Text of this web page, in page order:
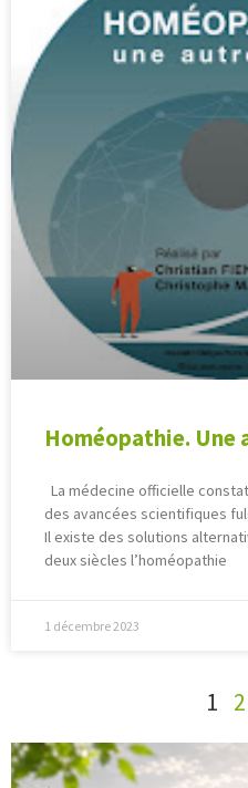
Homéopathie. Une
La médecine officielle
des avancées scientifiques
Il existe des solutions
deux siècles l’homéopathie
1 décembre 2023
1 2